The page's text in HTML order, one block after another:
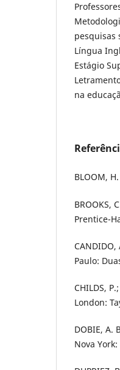
pesquisas
Língua
Estágio
na
BLOOM,
BROOKS,
Prentice-
Paulo:
CHILDS,
London:
DOBIE,
Nova